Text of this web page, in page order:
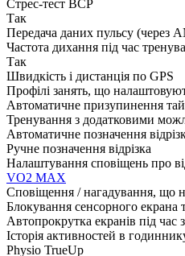
Стрес-тест ВСР
Так
Передача даних пульсу (через
Частота дихання під час
Так
Швидкість і дистанція по GPS
Профілі занять, що
Автоматичне призупинення
Тренування з додатковими
Автоматичне позначення
Ручне позначення відрізка
Налаштування сповіщень про
VO2 MAX
Сповіщення / нагадування, що
Блокування сенсорного екрана
Автопрокрутка екранів під час
Історія активностей в
Physio TrueUp